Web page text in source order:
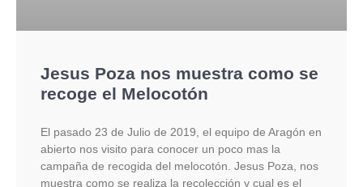
Jesus Poza nos muestra como se
recoge el Melocotón
El pasado 23 de Julio de 2019, el equipo de Aragón en
abierto nos visito para conocer un poco mas la
campaña de recogida del melocotón. Jesus Poza, nos
muestra como se realiza la recolección y cual es el